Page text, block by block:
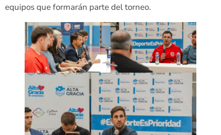
equipos que formarán parte del torneo.